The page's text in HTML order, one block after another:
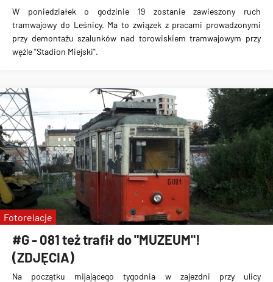
W poniedziałek o godzinie 19 zostanie zawieszony ruch
tramwajowy do Leśnicy. Ma to związek z pracami prowadzonymi
przy demontażu szalunków nad torowiskiem tramwajowym przy
węźle "Stadion Miejski".
#G - 081 też trafił do "MUZEUM"!
(ZDJĘCIA)
Na początku mijającego tygodnia w zajezdni przy ulicy
Fotorelacje